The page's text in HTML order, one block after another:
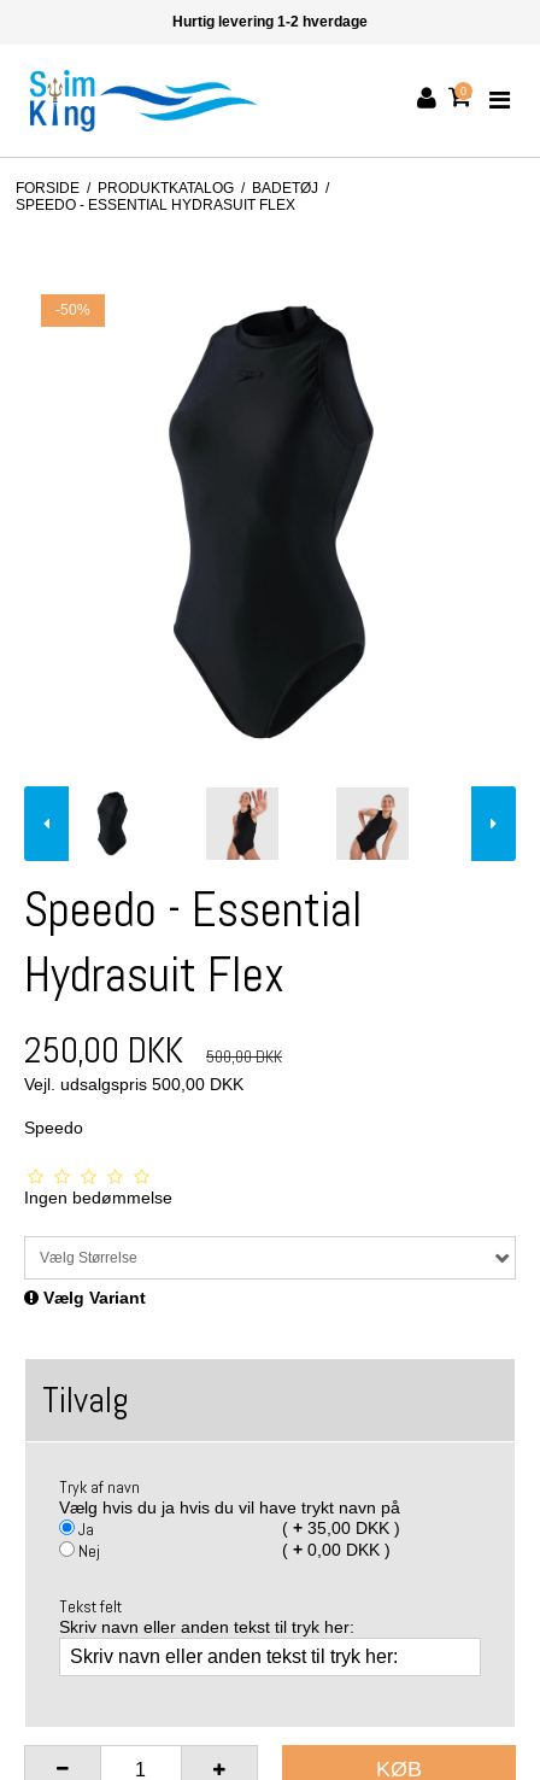
Hurtig levering 1-2 hverdage
0
FORSIDE / PRODUKTKATALOG / BADETØJ /
SPEEDO - ESSENTIAL HYDRASUIT FLEX
-50%
Speedo - Essential
Hydrasuit Flex
250,00 DKK 500,00 DKK
Vejl. udsalgspris 500,00 DKK
Speedo
Ingen bedømmelse
Vælg Størrelse
Vælg Variant
Tilvalg
Tryk af navn
Vælg hvis du ja hvis du vil have trykt navn på
Ja ( + 35,00 DKK )
Nej ( + 0,00 DKK )
Tekst felt
Skriv navn eller anden tekst til tryk her:
KØB